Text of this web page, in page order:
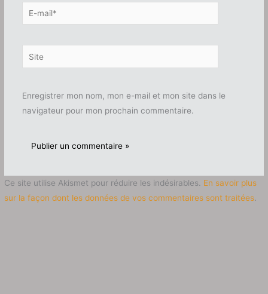
E-
mail*
Site
Enregistrer mon nom, mon e-mail et mon site dans le
navigateur pour mon prochain commentaire.
Ce site utilise Akismet pour réduire les indésirables. En savoir plus
sur la façon dont les données de vos commentaires sont traitées